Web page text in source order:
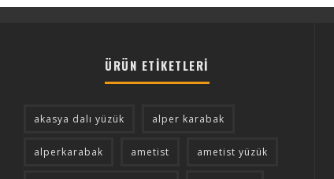
ÜRÜN ETIKETLERI
akasya dalı yüzük alper karabak
alperkarabak ametist ametist yüzük